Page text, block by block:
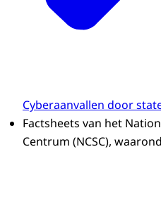
Cyberaanvallen door
Factsheets van het
Centrum (NCSC),